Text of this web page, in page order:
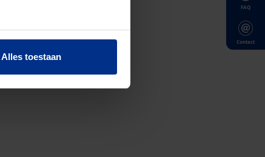
Alles toestaan
FAQ
Contact